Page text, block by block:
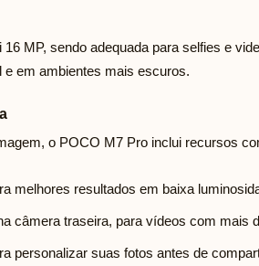
MP, sendo adequada para selfies e
e em ambientes mais escuros.
o POCO M7 Pro inclui recursos
melhores resultados em baixa
câmera traseira, para vídeos com mais
personalizar suas fotos antes de